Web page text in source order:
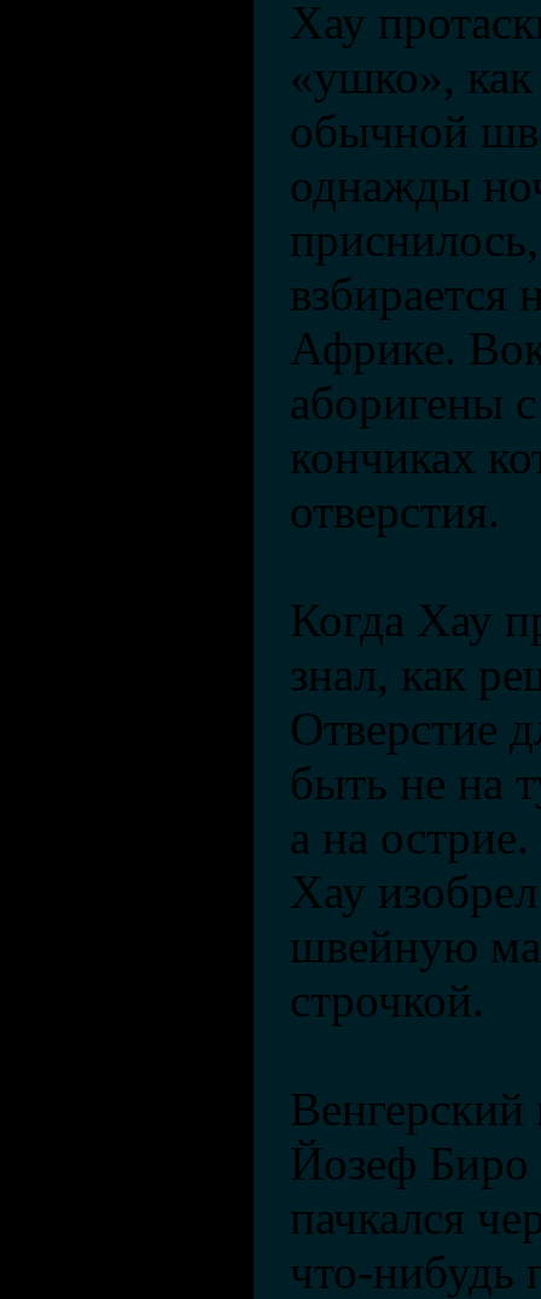
Хау
«ушко», как
обычной
однажды
взбирается
Африке.
аборигены
кончиках
отверстия.
Когда Хау
знал, как
Отверстие
быть не на
а на
Хау
швейную
строчкой.
Венгерский
Йозеф Биро
пачкался
что-нибудь